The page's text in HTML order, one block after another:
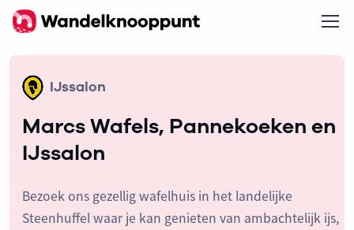
IJssalon
Marcs Wafels, Pannekoeken en
IJssalon
Bezoek ons gezellig wafelhuis in het landelijke
Steenhuffel waar je kan genieten van ambachtelijk ijs,